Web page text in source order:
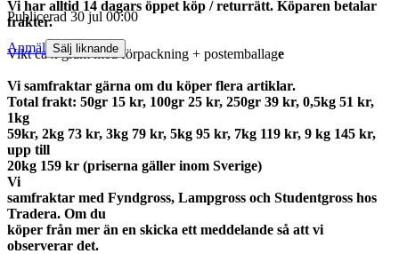
Vi har alltid 14 dagars öppet köp / returrätt. Köparen betalar
frakter.
Vikt ca x gram med förpackning + postemballage
Vi samfraktar gärna om du köper flera artiklar.
Total frakt: 50gr 15 kr, 100gr 25 kr, 250gr 39 kr, 0,5kg 51 kr,
1kg
59kr, 2kg 73 kr, 3kg 79 kr, 5kg 95 kr, 7kg 119 kr, 9 kg 145 kr,
upp till
20kg 159 kr (priserna gäller inom Sverige)
Vi
samfraktar med Fyndgross, Lampgross och Studentgross hos
Tradera. Om du
köper från mer än en skicka ett meddelande så att vi
observerar det.
Publicerad 30 jul 00:00
Anmäl Sälj liknande